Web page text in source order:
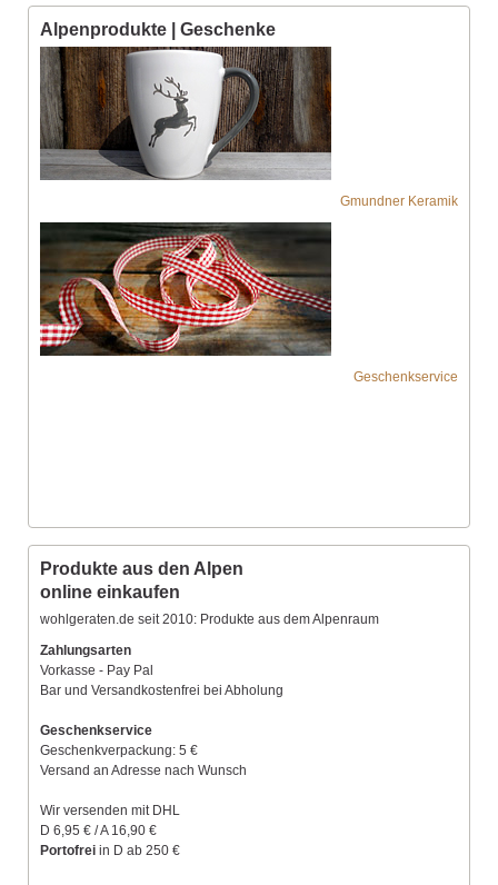
Alpenprodukte | Geschenke
Gmundner Keramik
Geschenkservice
Produkte aus den Alpen
online einkaufen
wohlgeraten.de seit 2010: Produkte aus dem Alpenraum
Zahlungsarten
Vorkasse - Pay Pal
Bar und Versandkostenfrei bei Abholung
Geschenkservice
Geschenkverpackung: 5 €
Versand an Adresse nach Wunsch
Wir versenden mit DHL
D 6,95 € / A 16,90 €
Portofrei in D ab 250 €